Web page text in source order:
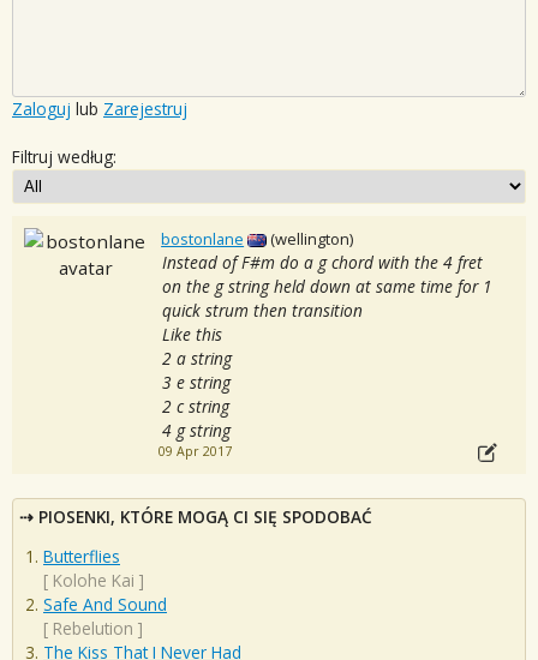
Zaloguj lub Zarejestruj
Filtruj według:
bostonlane (wellington)
Instead of F#m do a g chord with the 4 fret
on the g string held down at same time for 1
quick strum then transition
Like this
2 a string
3 e string
2 c string
4 g string
09 Apr 2017
PIOSENKI, KTÓRE MOGĄ CI SIĘ SPODOBAĆ
Butterflies
[ Kolohe Kai ]
Safe And Sound
[ Rebelution ]
The Kiss That I Never Had